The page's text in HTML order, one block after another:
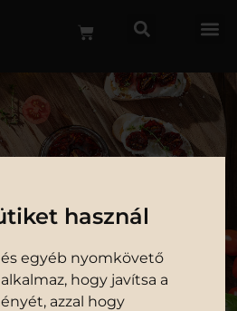
használ
egyéb nyomkövető
hogy javítsa a
azzal hogy